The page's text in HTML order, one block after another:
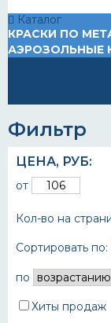
Каталог
КРАСКИ ПО
АЭРОЗОЛЬНЫЕ
Фильтр
ЦЕНА, РУБ:
от
Кол-во на
Сортировать по:
по
Хиты продаж